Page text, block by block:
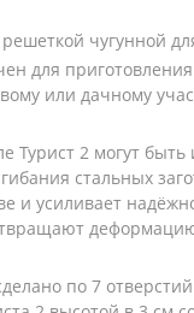
решеткой чугунной
для
или дачному
Турист 2 могут
стальных
и усиливает
по 7